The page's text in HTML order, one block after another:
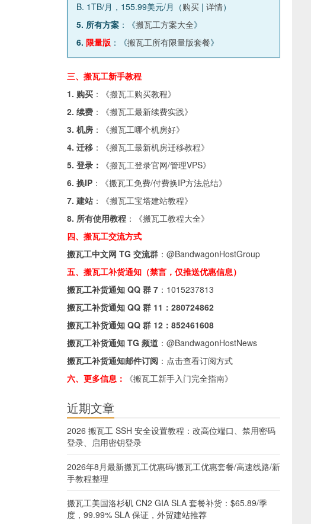
B. 1TB/月，155.99美元/月（购买 | 详情）
5. 所有方案 ：《搬瓦工方案大全》
6. 限量版 ：《搬瓦工所有限量版套餐》
三、搬瓦工新手教程
1. 购买 ：《搬瓦工购买教程》
2. 续费 ：《搬瓦工最新续费实践》
3. 机房 ：《搬瓦工哪个机房好》
4. 迁移 ：《搬瓦工最新机房迁移教程》
5. 登录：
《搬瓦工登录官网/管理VPS》
6. 换IP ：《搬瓦工免费/付费换IP方法总结》
7. 建站 ：《搬瓦工宝塔建站教程》
8. 所有使用教程 ：《搬瓦工教程大全》
四、搬瓦工交流方式
搬瓦工中文网 TG 交流群 ： @BandwagonHostGroup
五、搬瓦工补货通知（禁言，仅推送优惠信息）
搬瓦工补货通知 QQ 群 7 ： 1015237813
搬瓦工补货通知 QQ 群 11： 280724862
搬瓦工补货通知 QQ 群 12： 852461608
搬瓦工补货通知 TG 频道 ： @BandwagonHostNews
搬瓦工补货通知邮件订阅 ： 点击查看订阅方式
六、更多信息：
《搬瓦工新手入门完全指南》
近期文章
2026 搬瓦工 SSH 安全设置教程：改高位端口、禁用密码
登录、启用密钥登录
2026年8月最新搬瓦工优惠码/搬瓦工优惠套餐/高速线路/新
手教程整理
搬瓦工美国洛杉矶 CN2 GIA SLA 套餐补货：$65.89/季
度，99.99% SLA 保证，外贸建站推荐